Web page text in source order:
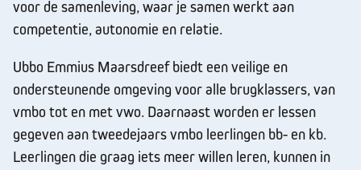
voor de samenleving, waar je samen werkt aan
competentie, autonomie en relatie.
Ubbo Emmius Maarsdreef biedt een veilige en
ondersteunende omgeving voor alle brugklassers, van
vmbo tot en met vwo. Daarnaast worden er lessen
gegeven aan tweedejaars vmbo leerlingen bb- en kb.
Leerlingen die graag iets meer willen leren, kunnen in